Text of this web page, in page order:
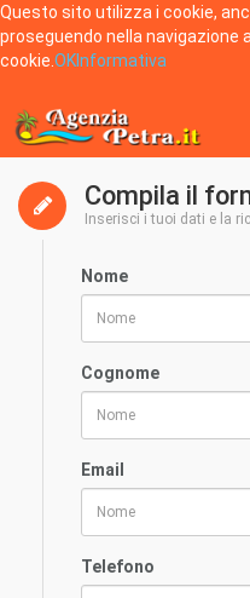
Questo sito utilizza i cookie,
proseguendo nella navigazione
cookie. OKInformativa
Home Contatti
Compila il
Inserisci i tuoi dati e la
Nome
Cognome
Email
Telefono